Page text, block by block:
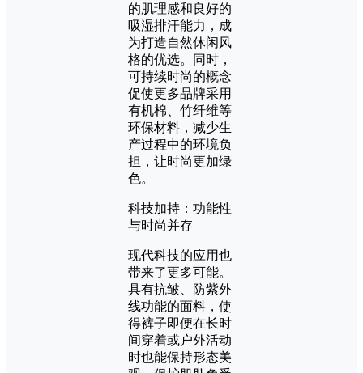
的肌理感和良好的
吸湿排汗能力，成
为打造自然休闲风
格的优选。同时，
可持续时尚的概念
促使更多品牌采用
有机棉、竹纤维等
环保材料，减少生
产过程中的环境负
担，让时尚更加绿
色。
科技加持：功能性
与时尚并存
现代科技的应用也
带来了更多可能。
具有抗皱、防紫外
线功能的面料，使
得裤子即便在长时
间穿着或户外活动
时也能保持形态美